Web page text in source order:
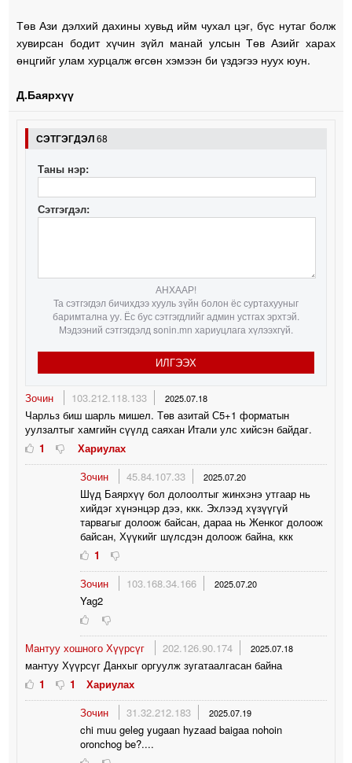
Төв Ази дэлхий дахины хувьд ийм чухал цэг, бүс нутаг болж
хувирсан бодит хүчин зүйл манай улсын Төв Азийг харах
өнцгийг улам хурцалж өгсөн хэмээн би үздэгээ нуух юун.
Д.Баярхүү
СЭТГЭГДЭЛ68
Таны нэр:
Сэтгэгдэл:
АНХААР!
Та сэтгэгдэл бичихдээ хууль зүйн болон ёс суртахууныг
баримтална уу. Ёс бус сэтгэгдлийг админ устгах эрхтэй.
Мэдээний сэтгэгдэлд sonin.mn хариуцлага хүлээхгүй.
ИЛГЭЭХ
Зочин 103.212.118.133 2025.07.18
Чарльз биш шарль мишел. Төв азитай С5+1 форматын
уулзалтыг хамгийн сүүлд саяхан Итали улс хийсэн байдаг.
1
Хариулах
Зочин
45.84.107.33 2025.07.20
Шүд Баярхүү бол долоолтыг жинхэнэ утгаар нь
хийдэг хүнэнцэр дээ, ккк. Эхлээд хүзүүгүй
тарвагыг долоож байсан, дараа нь Женког долоож
байсан, Хүүкийг шүлсдэн долоож байна, ккк
1
Зочин
103.168.34.166 2025.07.20
Yag2
Мантуу хошного Хүүрсүг 202.126.90.174 2025.07.18
мантуу Хүүрсүг Данхыг оргуулж зугатаалгасан байна
1
1
Хариулах
Зочин
31.32.212.183 2025.07.19
chi muu geleg yugaan hyzaad baigaa nohoin
oronchog be?....